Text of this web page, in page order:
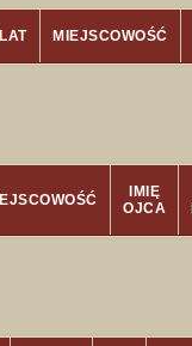
LAT MIEJSCOWOŚĆ
IMIĘ
OJCA